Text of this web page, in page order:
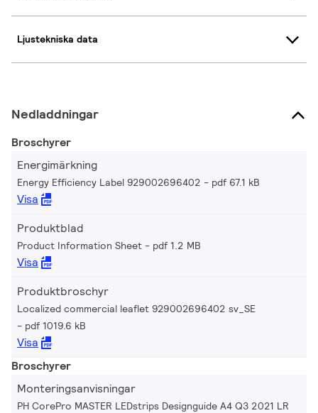
Ljustekniska data
Nedladdningar
Broschyrer
Energimärkning
Energy Efficiency Label 929002696402 pdf 67.1 kB
Visa
Produktblad
Product Information Sheet pdf 1.2 MB
Visa
Produktbroschyr
Localized commercial leaflet 929002696402 sv_SE
pdf 1019.6 kB
Visa
Broschyrer
Monteringsanvisningar
PH CorePro MASTER LEDstrips Designguide A4 Q3 2021 LR